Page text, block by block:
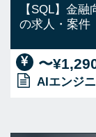
【SQL】金
の求人・案件
〜
AIエンジ